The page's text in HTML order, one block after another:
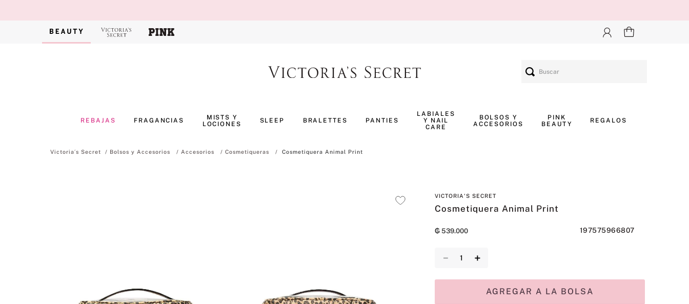
REBAJAS FRAGANCIAS
MISTS Y
LOCIONES
SLEEP BRALETTES PANTIES
LABIALES
Y NAIL
CARE
BOLSOS Y
ACCESORIOS
PINK
BEAUTY
REGALOS
Bolsos y Accesorios Accesorios Cosmetiqueras Cosmetiquera Animal Print
VICTORIA'S SECRET
Cosmetiquera Animal Print
₲ 539.000 197575966807
＋
－
AGREGAR A LA BOLSA